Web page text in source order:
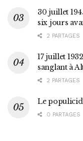
30 juillet
six jours
2 PARTAGES
17 juillet
sanglant à
2 PARTAGES
Le
0 PARTAGES